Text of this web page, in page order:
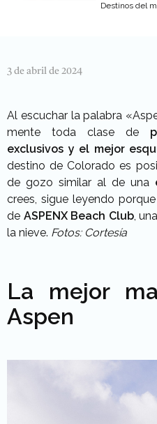
Destinos del
3 de abril de 2024
Al escuchar la palabra
mente toda clase de
exclusivos y el mejor
destino de Colorado es
de gozo similar al de una
crees, sigue leyendo
de ASPENX Beach Club,
la nieve. Fotos: Cortesía
La mejor
Aspen